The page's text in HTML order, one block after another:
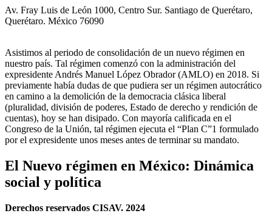
Av. Fray Luis de León 1000, Centro Sur. Santiago de Querétaro,
Querétaro. México 76090
Asistimos al periodo de consolidación de un nuevo régimen en
nuestro país. Tal régimen comenzó con la administración del
expresidente Andrés Manuel López Obrador (AMLO) en 2018. Si
previamente había dudas de que pudiera ser un régimen autocrático
en camino a la demolición de la democracia clásica liberal
(pluralidad, división de poderes, Estado de derecho y rendición de
cuentas), hoy se han disipado. Con mayoría calificada en el
Congreso de la Unión, tal régimen ejecuta el “Plan C”1 formulado
por el expresidente unos meses antes de terminar su mandato.
El Nuevo régimen en México: Dinámica
social y política
Derechos reservados CISAV. 2024